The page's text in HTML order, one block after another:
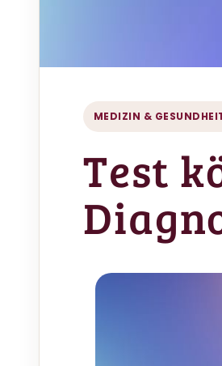
MEDIZIN &
Test